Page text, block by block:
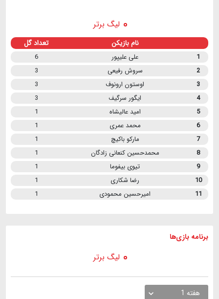
لیگ برتر
نام بازیکن تعداد گل
1 علی علیپور
6
2
سروش رفیعی
3
3
اوستون ارونوف
3
4
ایگور سرگیف
3
5
امید عالیشاه
1
6
محمد عمری
1
7
مارکو باکیچ
1
8
محمدحسین کنعانی زادگان
1
9
تیوی بیفوما
1
10
رضا شکاری
1
11
امیرحسین محمودی 1
برنامه بازی ها
لیگ برتر
هفته 1